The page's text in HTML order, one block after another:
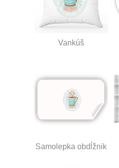
Vankúš
Samolepka obdĺžnik